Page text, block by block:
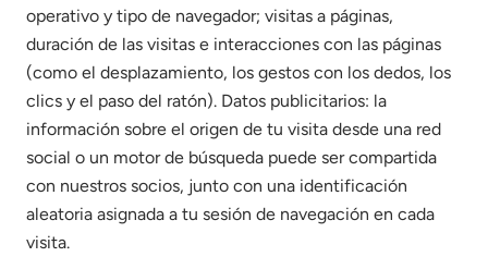
operativo y tipo de navegador; visitas a páginas,
duración de las visitas e interacciones con las páginas
(como el desplazamiento, los gestos con los dedos, los
clics y el paso del ratón). Datos publicitarios: la
información sobre el origen de tu visita desde una red
social o un motor de búsqueda puede ser compartida
con nuestros socios, junto con una identificación
aleatoria asignada a tu sesión de navegación en cada
visita.